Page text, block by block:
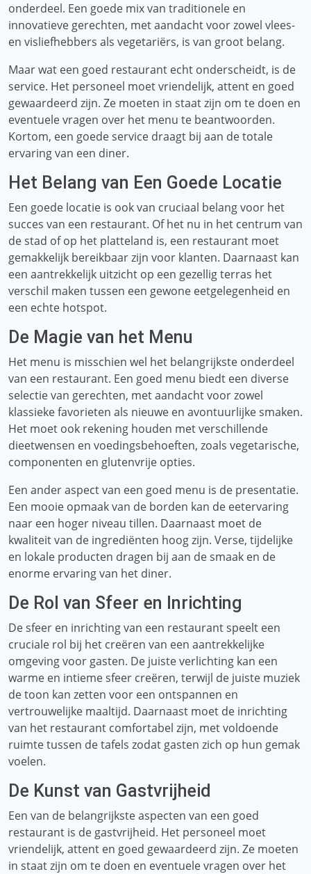
onderdeel. Een goede mix van traditionele en
innovatieve gerechten, met aandacht voor zowel vlees-
en visliefhebbers als vegetariërs, is van groot belang.
Maar wat een goed restaurant echt onderscheidt, is de
service. Het personeel moet vriendelijk, attent en goed
gewaardeerd zijn. Ze moeten in staat zijn om te doen en
eventuele vragen over het menu te beantwoorden.
Kortom, een goede service draagt ​​bij aan de totale
ervaring van een diner.
Het Belang van Een Goede Locatie
Een goede locatie is ook van cruciaal belang voor het
succes van een restaurant. Of het nu in het centrum van
de stad of op het platteland is, een restaurant moet
gemakkelijk bereikbaar zijn voor klanten. Daarnaast kan
een aantrekkelijk uitzicht op een gezellig terras het
verschil maken tussen een gewone eetgelegenheid en
een echte hotspot.
De Magie van het Menu
Het menu is misschien wel het belangrijkste onderdeel
van een restaurant. Een goed menu biedt een diverse
selectie van gerechten, met aandacht voor zowel
klassieke favorieten als nieuwe en avontuurlijke smaken.
Het moet ook rekening houden met verschillende
dieetwensen en voedingsbehoeften, zoals vegetarische,
componenten en glutenvrije opties.
Een ander aspect van een goed menu is de presentatie.
Een mooie opmaak van de borden kan de eetervaring
naar een hoger niveau tillen. Daarnaast moet de
kwaliteit van de ingrediënten hoog zijn. Verse, tijdelijke
en lokale producten dragen bij aan de smaak en de
enorme ervaring van het diner.
De Rol van Sfeer en Inrichting
De sfeer en inrichting van een restaurant speelt een
cruciale rol bij het creëren van een aantrekkelijke
omgeving voor gasten. De juiste verlichting kan een
warme en intieme sfeer creëren, terwijl de juiste muziek
de toon kan zetten voor een ontspannen en
vertrouwelijke maaltijd. Daarnaast moet de inrichting
van het restaurant comfortabel zijn, met voldoende
ruimte tussen de tafels zodat gasten zich op hun gemak
voelen.
De Kunst van Gastvrijheid
Een van de belangrijkste aspecten van een goed
restaurant is de gastvrijheid. Het personeel moet
vriendelijk, attent en goed gewaardeerd zijn. Ze moeten
in staat zijn om te doen en eventuele vragen over het